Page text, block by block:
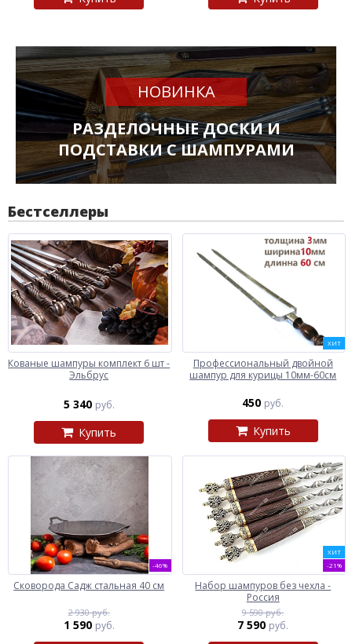
НОВИНКА
РАЗДЕЛОЧНЫЕ ДОСКИ И
ПОДСТАВКИ С ШАМПУРАМИ
Бестселлеры
Кованые шампуры комплект 6 шт -
Эльбрус
5 340 руб.
Купить
ХИТ
Профессиональный двойной
шампур для курицы 10мм-60см
450 руб.
Купить
-46%
Сковорода Садж стальная 40 см
2 930 руб.
1 590 руб.
ХИТ
-21%
Набор шампуров без чехла -
Россия
9 590 руб.
7 590 руб.